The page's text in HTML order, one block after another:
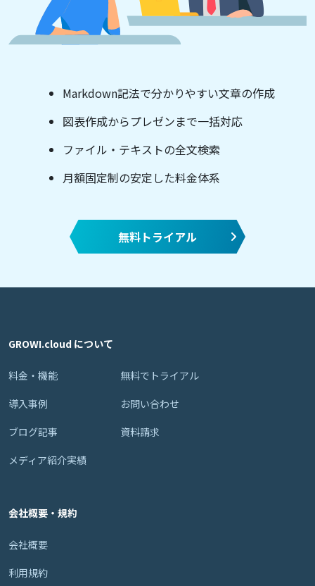
Markdown記法で分かりやすい文章の作成
図表作成からプレゼンまで一括対応
ファイル・テキストの全文検索
月額固定制の安定した料金体系
無料トライアル
GROWI.cloud について
料金・機能
導入事例
ブログ記事
メディア紹介実績
無料でトライアル
お問い合わせ
資料請求
会社概要・規約
会社概要
利用規約